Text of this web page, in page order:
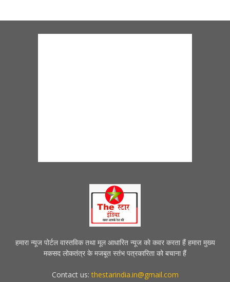
हमारा न्यूज पोर्टल वास्तविक तथा मूल आधारित न्यूज को कवर करता हैं हमारा मुख्य
मकसद लोकतंत्र के मजबूत स्तंभ पत्रकारिता को बचाना हैं
Contact us:thestarindia.in@gmail.com